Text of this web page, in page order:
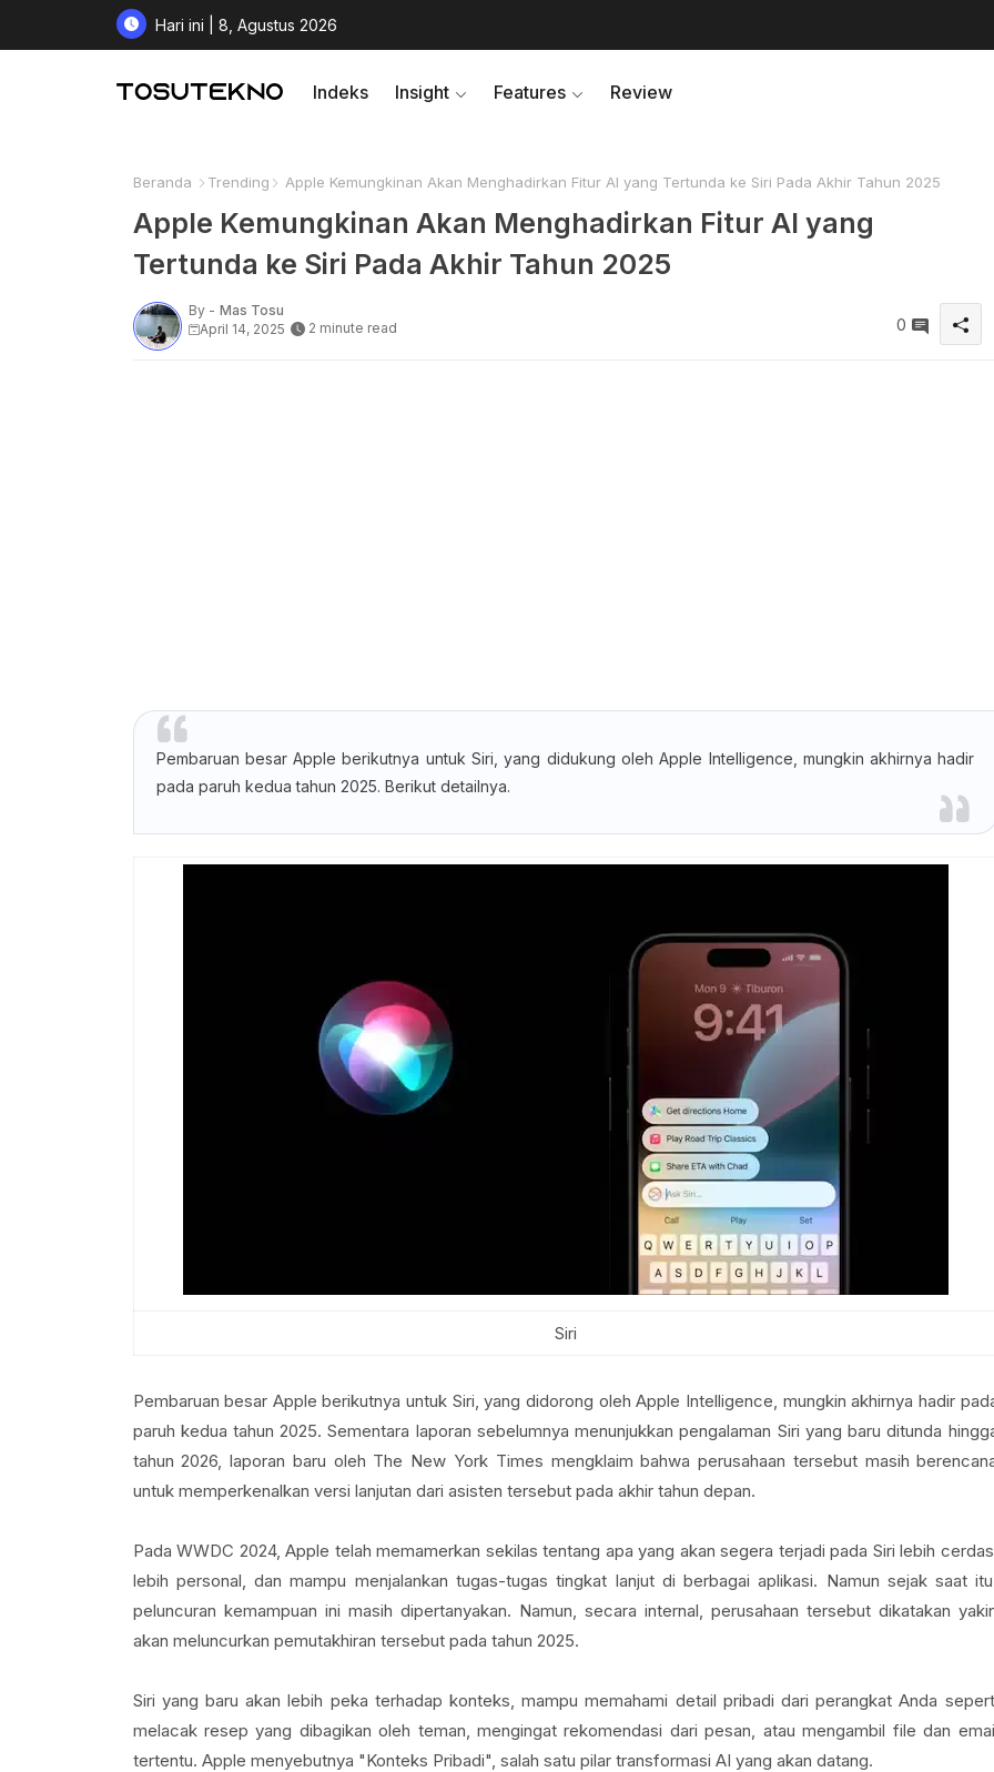
Hari ini | 8, Agustus 2026
Indeks Insight Features Review
Beranda Trending Apple Kemungkinan Akan Menghadirkan Fitur AI yang Tertunda ke Siri Pada Akhir Tahun 2025
Apple Kemungkinan Akan Menghadirkan Fitur AI yang
Tertunda ke Siri Pada Akhir Tahun 2025
By - Mas Tosu
April 14, 2025
2 minute read 0
Pembaruan besar Apple berikutnya untuk Siri, yang didukung oleh Apple Intelligence, mungkin akhirnya hadir
pada paruh kedua tahun 2025. Berikut detailnya.
Siri
Pembaruan besar Apple berikutnya untuk Siri, yang didorong oleh Apple Intelligence, mungkin akhirnya hadir
paruh kedua tahun 2025. Sementara laporan sebelumnya menunjukkan pengalaman Siri yang baru ditunda
tahun 2026, laporan baru oleh The New York Times mengklaim bahwa perusahaan tersebut masih
untuk memperkenalkan versi lanjutan dari asisten tersebut pada akhir tahun depan.
Pada WWDC 2024, Apple telah memamerkan sekilas tentang apa yang akan segera terjadi pada Siri lebih
lebih personal, dan mampu menjalankan tugas-tugas tingkat lanjut di berbagai aplikasi. Namun sejak saat
peluncuran kemampuan ini masih dipertanyakan. Namun, secara internal, perusahaan tersebut dikatakan
akan meluncurkan pemutakhiran tersebut pada tahun 2025.
Siri yang baru akan lebih peka terhadap konteks, mampu memahami detail pribadi dari perangkat Anda
melacak resep yang dibagikan oleh teman, mengingat rekomendasi dari pesan, atau mengambil file dan
tertentu. Apple menyebutnya "Konteks Pribadi", salah satu pilar transformasi AI yang akan datang.